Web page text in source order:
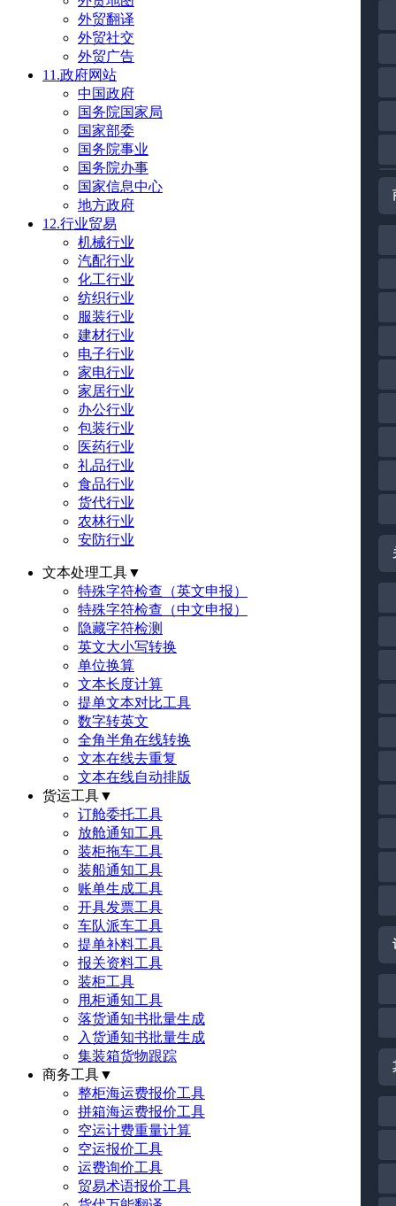
外贸翻译
外贸社交
外贸广告
11.政府网站
中国政府
国务院国家局
国家部委
国务院事业
国务院办事
国家信息中心
地方政府
12.行业贸易
机械行业
汽配行业
化工行业
纺织行业
服装行业
建材行业
电子行业
家电行业
家居行业
办公行业
包装行业
医药行业
礼品行业
食品行业
货代行业
农林行业
安防行业
文本处理工具▼
特殊字符检查（英文申报）
特殊字符检查（中文申报）
隐藏字符检测
英文大小写转换
单位换算
文本长度计算
提单文本对比工具
数字转英文
全角半角在线转换
文本在线去重复
文本在线自动排版
货运工具▼
订舱委托工具
放舱通知工具
装柜拖车工具
装船通知工具
账单生成工具
开具发票工具
车队派车工具
提单补料工具
报关资料工具
装柜工具
甩柜通知工具
落货通知书批量生成
入货通知书批量生成
集装箱货物跟踪
商务工具▼
整柜海运费报价工具
拼箱海运费报价工具
空运计费重量计算
空运报价工具
运费询价工具
贸易术语报价工具